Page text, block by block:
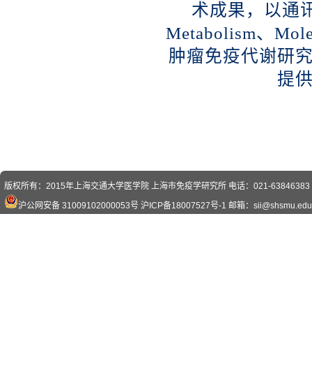
术成果，以通
Metabolism、
肿瘤免疫代谢研
提
版权所有：2015年上海交通大学医学院 上海市免疫学研究所 电话：021-
沪公网安备 31009102000053号 沪ICP备18007527号-1 邮箱：